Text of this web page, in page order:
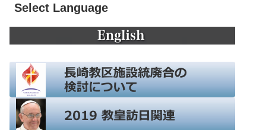
Select Language